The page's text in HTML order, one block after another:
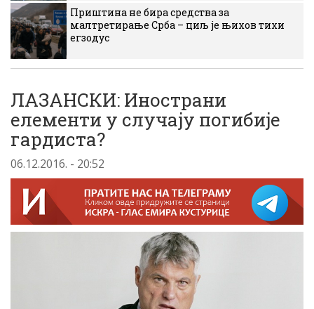
Приштина не бира средства за
малтретирање Срба – циљ је њихов тихи
егзодус
ЛАЗАНСКИ: Инострани
елементи у случаjу погибиjе
гардиста?
06.12.2016. - 20:52